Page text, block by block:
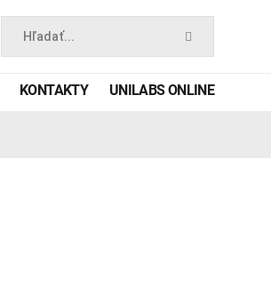
Hľadať...
KONTAKTY UNILABS ONLINE